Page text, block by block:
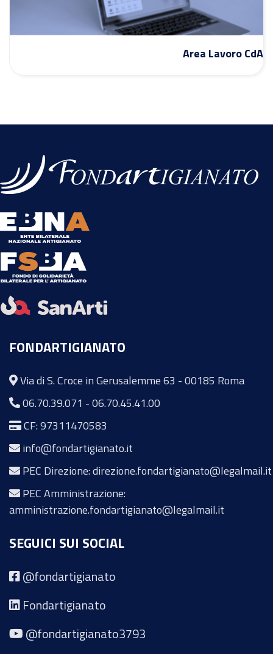
Area Lavoro CdA
FONDARTIGIANATO
Via di S. Croce in Gerusalemme 63 - 00185 Roma
06.70.39.071 -06.70.45.41.00
CF: 97311470583
info@fondartigianato.it
PEC Direzione: direzione.fondartigianato@legalmail.it
PEC Amministrazione:
amministrazione.fondartigianato@legalmail.it
SEGUICI SUI SOCIAL
@fondartigianato
Fondartigianato
@fondartigianato3793